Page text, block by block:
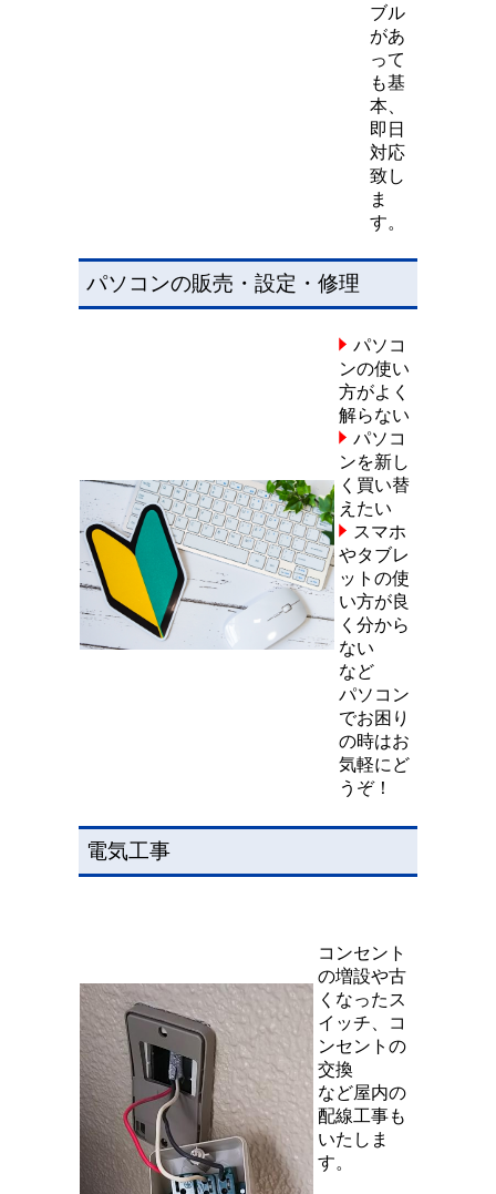
ブル
があ
って
も基
本、
即日
対応
致し
ま
す。
パソコンの販売・設定・修理
パソコ
ンの使い
方がよく
解らない
パソコ
ンを新し
く買い替
えたい
スマホ
やタブレ
ットの使
い方が良
く分から
ない
など
パソコン
でお困り
の時はお
気軽にど
うぞ！
電気工事
コンセント
の増設や古
くなったス
イッチ、コ
ンセントの
交換
など屋内の
配線工事も
いたしま
す。